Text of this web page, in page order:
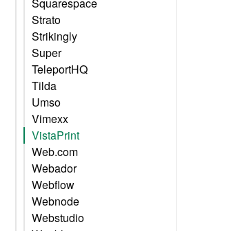
Strato
Strikingly
Super
TeleportHQ
Tilda
Umso
Vimexx
VistaPrint
Web.com
Webador
Webflow
Webnode
Webstudio